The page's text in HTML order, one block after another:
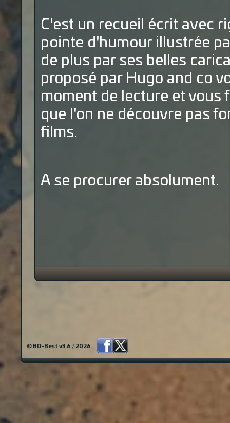
C'est un recueil écrit avec
pointe d'humour illustrée
de plus par ses belles
proposé par Hugo and co
moment de lecture et vous
que l'on ne découvre pas
films.
A se procurer absolument.
© BD-Best v3.6 / 2026